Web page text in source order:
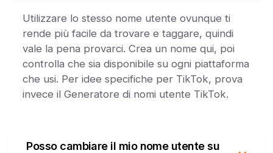
Utilizzare lo stesso nome utente ovunque ti
rende più facile da trovare e taggare, quindi
vale la pena provarci. Crea un nome qui, poi
controlla che sia disponibile su ogni piattaforma
che usi. Per idee specifiche per TikTok, prova
invece il Generatore di nomi utente TikTok.
Posso cambiare il mio nome utente su